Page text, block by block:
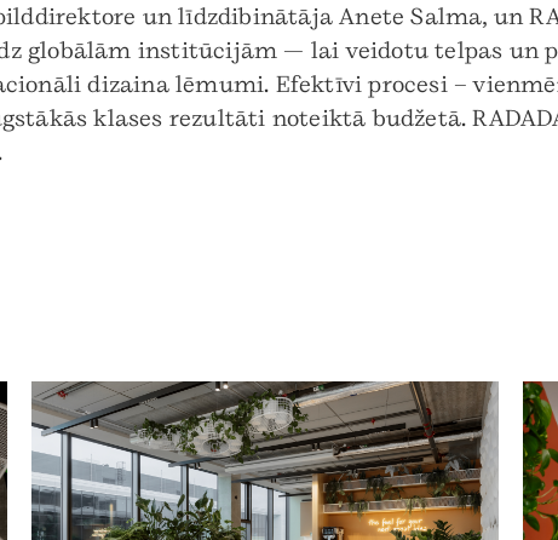
un līdzdibinātāja Anete Salma, un
globālām institūcijām — lai veidotu telpas un
dizaina lēmumi. Efektīvi procesi –
klases rezultāti noteiktā budžetā.